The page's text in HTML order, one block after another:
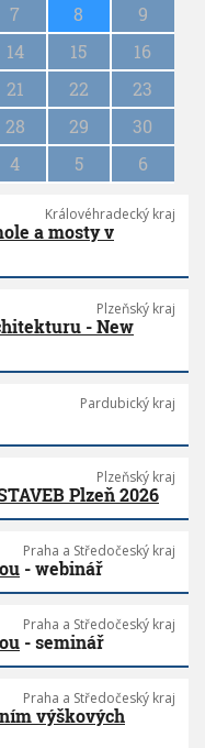
7 8
9
14 15
16
21 22
23
28 29
30
4 5 6
Královéhradecký kraj
a mosty v
Plzeňský kraj
- New
Pardubický kraj
Plzeňský kraj
Plzeň 2026
Praha a Středočeský kraj
- webinář
Praha a Středočeský kraj
- seminář
Praha a Středočeský kraj
výškových